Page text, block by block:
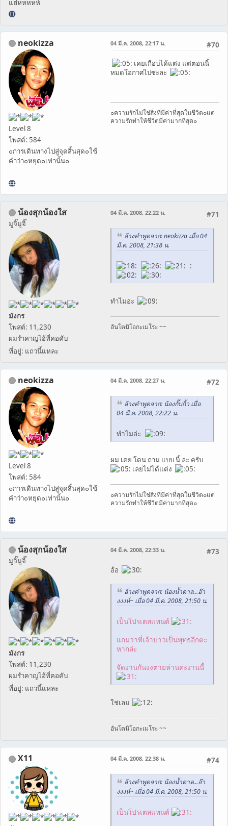
แฮ่หหหหห์
neokizza
Level 8
โพสต์: 584
๐การเดินทางไปสู่จุดสิ้นสุด๐ใช้
คำว่า๐หยุด๐เท่านั้น๐
#70
04 มี.ค. 2008, 22:17 น.
เคยเกือบได้แต่ง แต่ตอนนี้
หมดโอกาศไปซะละ
๐ความรักไม่ใช่สิ่งที่มีค่าที่สุดในชีวิต๐แต่
ความรักทำให้ชีวิตมีค่ามากที่สุด๐
น้องสุกน้องใส
มูจิ๊มูจิ๊
มังกร
โพสต์: 11,230
ผมรำคาญไอ้ที่คอคับ
ที่อยู่: แถวนี้แหละ
#71
04 มี.ค. 2008, 22:22 น.
อ้างคำพูดจาก: neokizza เมื่อ 04
มี.ค. 2008, 21:38 น.
:
ทำไมอ่ะ
อันโตนิโอกะเมโระ ~~
neokizza
Level 8
โพสต์: 584
๐การเดินทางไปสู่จุดสิ้นสุด๐ใช้
คำว่า๐หยุด๐เท่านั้น๐
#72
04 มี.ค. 2008, 22:27 น.
อ้างคำพูดจาก: น้องกั๊บกิ้ว เมื่อ
04 มี.ค. 2008, 22:22 น.
ทำไมอ่ะ
ผม เคย โดน ถาม แบบ นี้ ล่ะ ครับ
เลยไม่ได้แต่ง
๐ความรักไม่ใช่สิ่งที่มีค่าที่สุดในชีวิต๐แต่
ความรักทำให้ชีวิตมีค่ามากที่สุด๐
น้องสุกน้องใส
มูจิ๊มูจิ๊
มังกร
โพสต์: 11,230
ผมรำคาญไอ้ที่คอคับ
ที่อยู่: แถวนี้แหละ
#73
04 มี.ค. 2008, 22:33 น.
อ้อ
อ้างคำพูดจาก: น้องน้ำตาล...อ๊า
งงงห์~ เมื่อ 04 มี.ค. 2008, 21:50 น.
เป็นโปรเตสแทนต์
แถมว่าที่เจ้าบ่าวเป็นพุทธอีกตะ
หากล่ะ
จัดงานกันงงตายห่านค่ะงานนี้
ใช่เลย
อันโตนิโอกะเมโระ ~~
X11 #74
04 มี.ค. 2008, 22:38 น.
อ้างคำพูดจาก: น้องน้ำตาล...อ๊า
งงงห์~ เมื่อ 04 มี.ค. 2008, 21:50 น.
เป็นโปรเตสแทนต์